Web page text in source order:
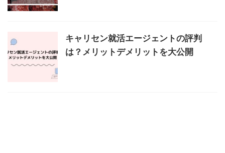
キャリセン就活エージェントの評判
は？メリットデメリットを大公開